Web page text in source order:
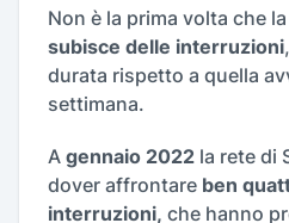
Non è la prima volta che
subisce delle interruzioni
durata rispetto a quella
settimana.
A gennaio 2022 la rete di
dover affrontare ben
interruzioni, che hanno